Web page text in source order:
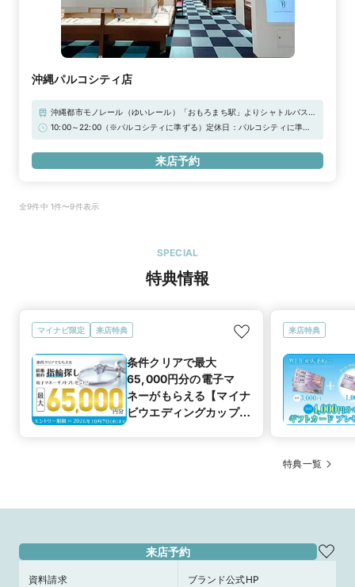
沖縄パルコシティ店
沖縄都市モノレール（ゆいレール）「おもろまち駅」よりシャトルバス、
他 バス路線各種那覇空港より車で約15分、沖縄自動車道 西原ICより車で
10:00～22:00（※パルコシティに準ずる）定休日：パルコシティに準ず
来店で3,000円分ギフトカードプレゼント！＼さらに！アーリータイム
キャンペーン実施中／“土日祝日 12時まで”のご来店で1,000円分UPの「ギ
来店予約
全9件中 1件〜9件表示
SPECIAL
特典情報
マイナビ限定 来店特典
条件クリアで最大
65,000円分の電子マ
ネーがもらえる【マイナ
ビウエディングカップル
来店特典
特典一覧
来店予約
資料請求 ブランド公式HP